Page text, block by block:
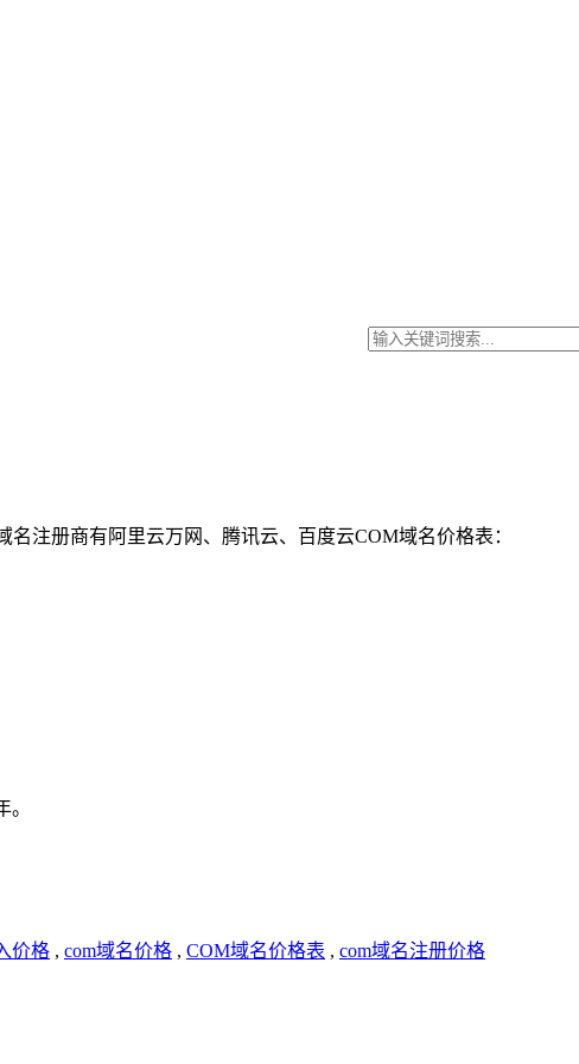
注册商有阿里云万网、腾讯云、百度云COM域名价格表：
价格 , com域名价格 , COM域名价格表 , com域名注册价格